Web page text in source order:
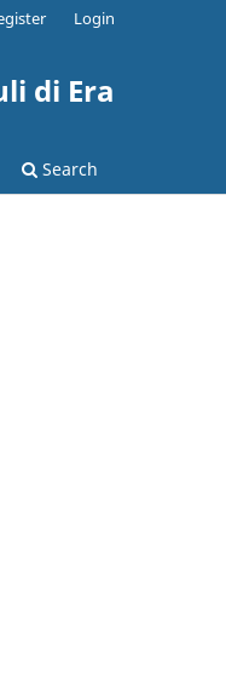
di Era
Search
Login